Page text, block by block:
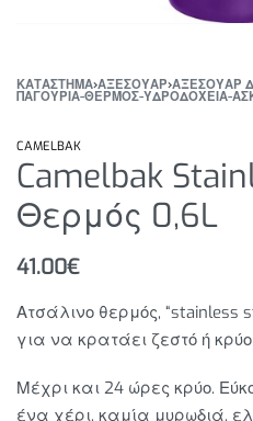
ΚΑΤΆΣΤΗΜΑ›ΑΞΕΣΟΥΑΡ›ΑΞΕΣΟΥΑΡ
ΠΑΓΟΥΡΙΑ-ΘΕΡΜΟΣ-ΥΔΡΟΔΟΧΕΙΑ-
CAMELBAK
Camelbak
Θερμός 0,6L
41.00€
Ατσάλινο θερμός, “stainless
για να κρατάει ζεστό ή
Μέχρι και 24 ώρες κρύο.
ένα χέρι, καμία μυρωδιά,